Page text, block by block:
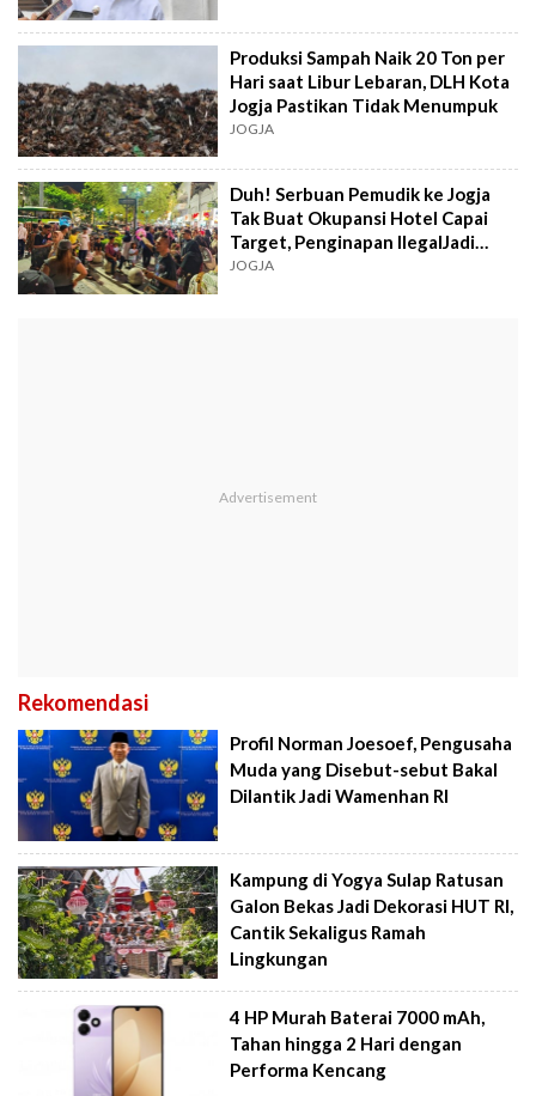
Produksi Sampah Naik 20 Ton per
Hari saat Libur Lebaran, DLH Kota
Jogja Pastikan Tidak Menumpuk
JOGJA
Duh! Serbuan Pemudik ke Jogja
Tak Buat Okupansi Hotel Capai
Target, Penginapan IlegalJadi
Sorotan
JOGJA
Rekomendasi
Profil Norman Joesoef, Pengusaha
Muda yang Disebut-sebut Bakal
Dilantik Jadi Wamenhan RI
Kampung di Yogya Sulap Ratusan
Galon Bekas Jadi Dekorasi HUT RI,
Cantik Sekaligus Ramah
Lingkungan
4 HP Murah Baterai 7000 mAh,
Tahan hingga 2 Hari dengan
Performa Kencang